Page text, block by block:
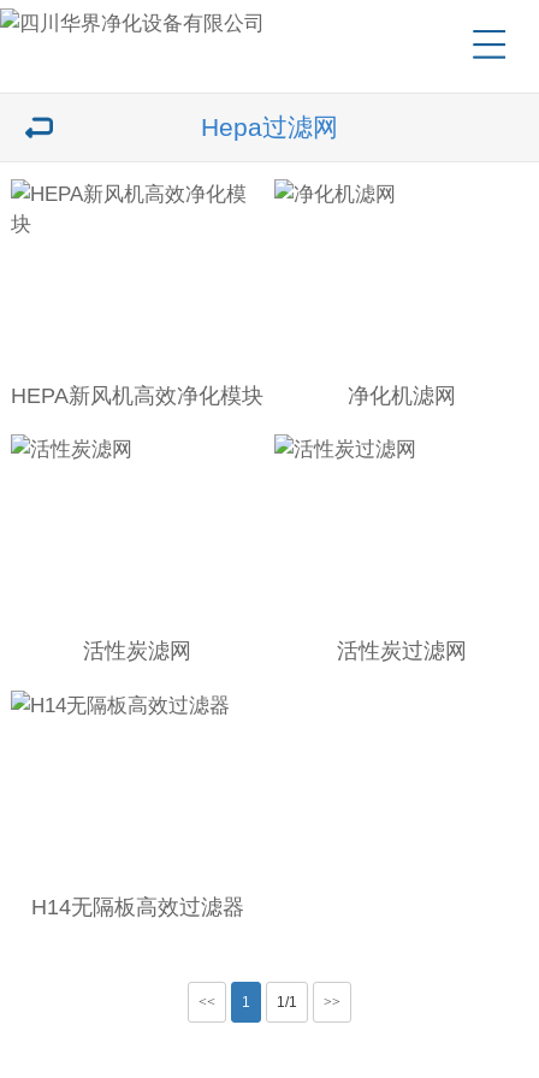
Hepa过滤网
HEPA新风机高效净化模块 净化机滤网
活性炭滤网 活性炭过滤网
H14无隔板高效过滤器
<< 1 1/1 >>